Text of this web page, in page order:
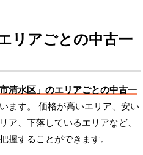
リアごとの中古一
市清水区」のエリアごとの中古一
ます。 価格が高いエリア、安い
ア、下落しているエリアなど、
握することができます。